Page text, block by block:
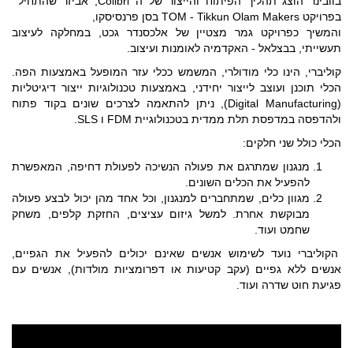
בפרויקט TOM - Tikkun Olam Makers בסן פרנסיסקו,
והמשיך כפרויקט גמר מצטיין של אלכסנדר גכט, במחלקה לעיצוב
תעשייתי, בבצלאל - האקדמיה לאומנות ועיצוב.
קוליברי, הינו כלי מודולרי, המשמש ככלי עזר המופעל באמצעות הפה.
הכלי תוכנן ועוצב לייצור יחידני, באמצעות טכנולוגיות ייצור דיגיטליות
(Digital Manufacturing), ניתן להתאמה לצרכים שונים בקוד פתוח
ולהדפסה במדפסת תלת ממדית בטכנולוגיית FDM ו SLS.
הכלי כולל שני חלקים:
מנגנון שמתרגם את פעולה הנשיכה לפעולת דחיפה, המאפשרת
להפעיל את הכלים השונים.
מגוון כלים, שמתחברים למנגנון, וכל אחד מהן יכול לבצע פעולה
מבוקשת אחרת. למשל גיזום עציצים, החזקת קלפים, משחק
שחמט ועוד.
הקוליברי נועד לשימוש אנשים שאינם יכולים להפעיל את הגפיים,
אנשים ללא גפיים (עקב קטיעות או דפרומציות מולדות), אנשים עם
פגיעת חוט שדרה ועוד.